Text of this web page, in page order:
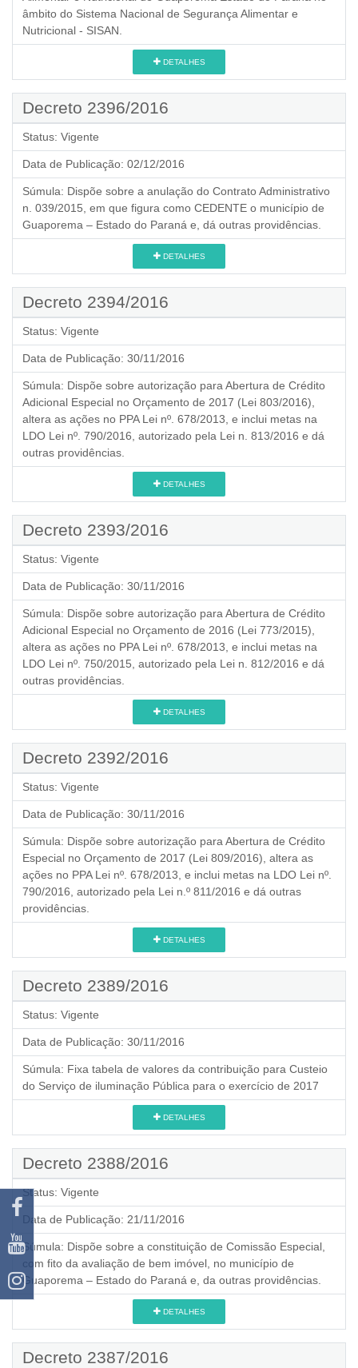
âmbito do Sistema Nacional de Segurança Alimentar e
Nutricional - SISAN.
DETALHES
Decreto 2396/2016
Status: Vigente
Data de Publicação: 02/12/2016
Súmula: Dispõe sobre a anulação do Contrato Administrativo
n. 039/2015, em que figura como CEDENTE o município de
Guaporema – Estado do Paraná e, dá outras providências.
DETALHES
Decreto 2394/2016
Status: Vigente
Data de Publicação: 30/11/2016
Súmula: Dispõe sobre autorização para Abertura de Crédito
Adicional Especial no Orçamento de 2017 (Lei 803/2016),
altera as ações no PPA Lei nº. 678/2013, e inclui metas na
LDO Lei nº. 790/2016, autorizado pela Lei n. 813/2016 e dá
outras providências.
DETALHES
Decreto 2393/2016
Status: Vigente
Data de Publicação: 30/11/2016
Súmula: Dispõe sobre autorização para Abertura de Crédito
Adicional Especial no Orçamento de 2016 (Lei 773/2015),
altera as ações no PPA Lei nº. 678/2013, e inclui metas na
LDO Lei nº. 750/2015, autorizado pela Lei n. 812/2016 e dá
outras providências.
DETALHES
Decreto 2392/2016
Status: Vigente
Data de Publicação: 30/11/2016
Súmula: Dispõe sobre autorização para Abertura de Crédito
Especial no Orçamento de 2017 (Lei 809/2016), altera as
ações no PPA Lei nº. 678/2013, e inclui metas na LDO Lei nº.
790/2016, autorizado pela Lei n.º 811/2016 e dá outras
providências.
DETALHES
Decreto 2389/2016
Status: Vigente
Data de Publicação: 30/11/2016
Súmula: Fixa tabela de valores da contribuição para Custeio
do Serviço de iluminação Pública para o exercício de 2017
DETALHES
Decreto 2388/2016
Status: Vigente
Data de Publicação: 21/11/2016
Súmula: Dispõe sobre a constituição de Comissão Especial,
com fito da avaliação de bem imóvel, no município de
Guaporema – Estado do Paraná e, da outras providências.
DETALHES
Decreto 2387/2016